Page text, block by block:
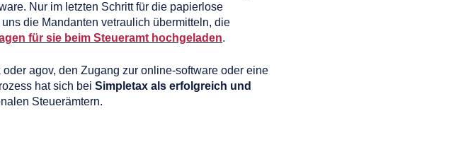
Nur im letzten Schritt für die papierlose
die Mandanten vetraulich übermitteln, die
für sie beim Steueramt hochgeladen.
agov, den Zugang zur online-software oder eine
hat sich bei Simpletax als erfolgreich und
Steuerämtern.